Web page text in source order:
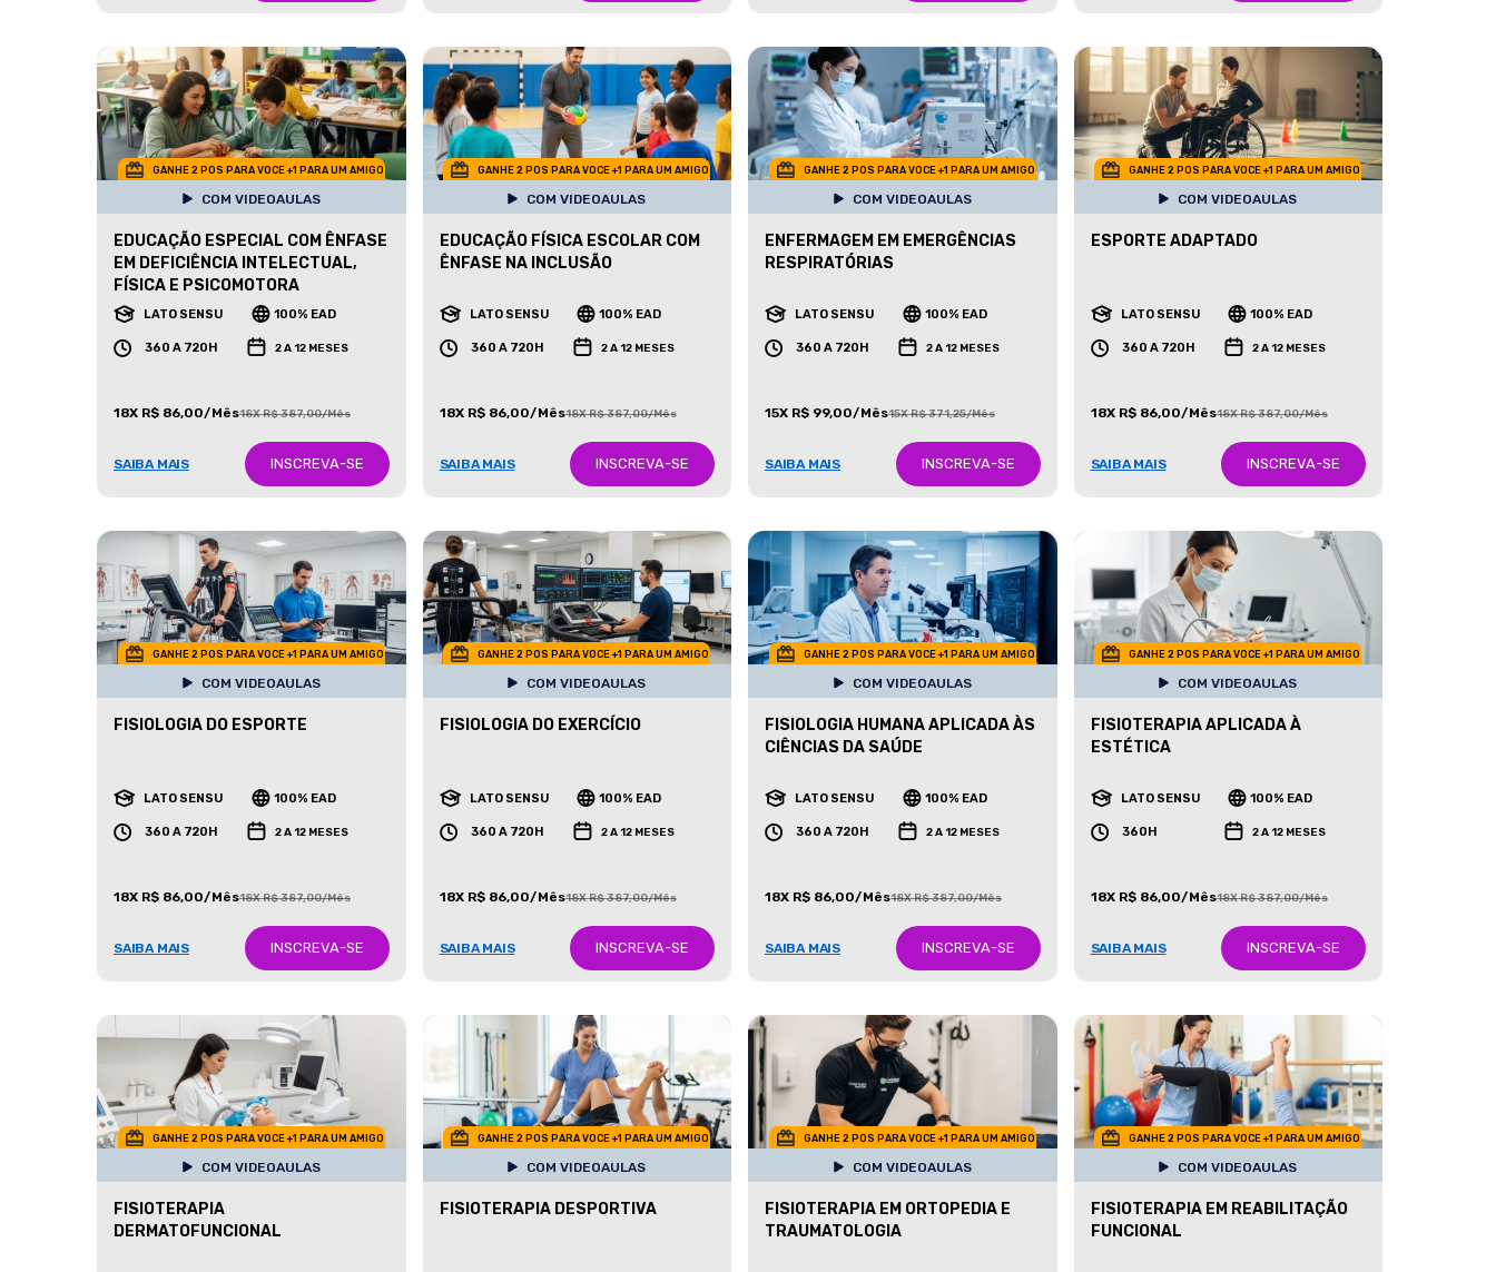
GANHE 2 POS PARA VOCE +1 PARA UM AMIGO
COM VIDEOAULAS
EDUCAÇÃO ESPECIAL COM ÊNFASE
EM DEFICIÊNCIA INTELECTUAL,
FÍSICA E PSICOMOTORA
LATO SENSU 100% EAD
360 A 720H 2 A 12 MESES
18X R$ 86,00/Mês18X R$ 387,00/Mês
SAIBA MAIS INSCREVA-SE
GANHE 2 POS PARA VOCE +1 PARA UM AMIGO
COM VIDEOAULAS
EDUCAÇÃO FÍSICA ESCOLAR COM
ÊNFASE NA INCLUSÃO
LATO SENSU 100% EAD
360 A 720H 2 A 12 MESES
18X R$ 86,00/Mês18X R$ 387,00/Mês
SAIBA MAIS INSCREVA-SE
GANHE 2 POS PARA VOCE +1 PARA UM AMIGO
COM VIDEOAULAS
ENFERMAGEM EM EMERGÊNCIAS
RESPIRATÓRIAS
LATO SENSU 100% EAD
360 A 720H 2 A 12 MESES
15X R$ 99,00/Mês15X R$ 371,25/Mês
SAIBA MAIS INSCREVA-SE
GANHE 2 POS PARA VOCE +1 PARA UM AMIGO
COM VIDEOAULAS
ESPORTE ADAPTADO
LATO SENSU 100% EAD
360 A 720H 2 A 12 MESES
18X R$ 86,00/Mês18X R$ 387,00/Mês
SAIBA MAIS INSCREVA-SE
GANHE 2 POS PARA VOCE +1 PARA UM AMIGO
COM VIDEOAULAS
FISIOLOGIA DO ESPORTE
LATO SENSU 100% EAD
360 A 720H 2 A 12 MESES
18X R$ 86,00/Mês18X R$ 387,00/Mês
SAIBA MAIS INSCREVA-SE
GANHE 2 POS PARA VOCE +1 PARA UM AMIGO
COM VIDEOAULAS
FISIOLOGIA DO EXERCÍCIO
LATO SENSU 100% EAD
360 A 720H 2 A 12 MESES
18X R$ 86,00/Mês18X R$ 387,00/Mês
SAIBA MAIS INSCREVA-SE
GANHE 2 POS PARA VOCE +1 PARA UM AMIGO
COM VIDEOAULAS
FISIOLOGIA HUMANA APLICADA ÀS
CIÊNCIAS DA SAÚDE
LATO SENSU 100% EAD
360 A 720H 2 A 12 MESES
18X R$ 86,00/Mês18X R$ 387,00/Mês
SAIBA MAIS INSCREVA-SE
GANHE 2 POS PARA VOCE +1 PARA UM AMIGO
COM VIDEOAULAS
FISIOTERAPIA APLICADA À
ESTÉTICA
LATO SENSU 100% EAD
360H 2 A 12 MESES
18X R$ 86,00/Mês18X R$ 387,00/Mês
SAIBA MAIS INSCREVA-SE
GANHE 2 POS PARA VOCE +1 PARA UM AMIGO
COM VIDEOAULAS
FISIOTERAPIA
DERMATOFUNCIONAL
GANHE 2 POS PARA VOCE +1 PARA UM AMIGO
COM VIDEOAULAS
FISIOTERAPIA DESPORTIVA
GANHE 2 POS PARA VOCE +1 PARA UM AMIGO
COM VIDEOAULAS
FISIOTERAPIA EM ORTOPEDIA E
TRAUMATOLOGIA
GANHE 2 POS PARA VOCE +1 PARA UM AMIGO
COM VIDEOAULAS
FISIOTERAPIA EM REABILITAÇÃO
FUNCIONAL